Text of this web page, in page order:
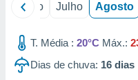
Junho Julho Agosto
T. Média : 20°C Máx.:
Dias de chuva: 16 dias